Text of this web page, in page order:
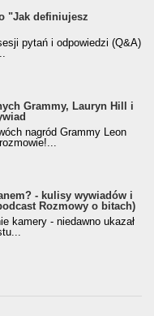
"Jak definiujesz
pytań i odpowiedzi (Q&A)
Grammy, Lauryn Hill i
nagród Grammy Leon
- kulisy wywiadów i
Rozmowy o bitach)
kamery - niedawno ukazał